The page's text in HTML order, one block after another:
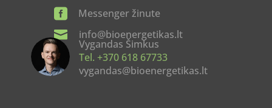

Messenger žinute

info@bioenergetikas.lt
Vygandas Šimkus
Tel. +370 618 67733
vygandas@bioenergetikas.lt